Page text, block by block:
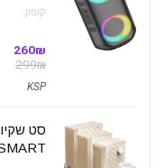
קופון:
260₪
299₪
KSP
סט